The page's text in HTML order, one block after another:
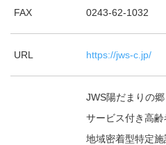
FAX 0243-62-1032
URL https://jws-c.jp/
JWS陽だまりの郷
サービス付き高
地域密着型特定